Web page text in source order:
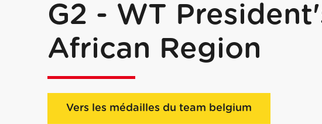
G2 - WT
African Region
Vers les médailles du team belgium